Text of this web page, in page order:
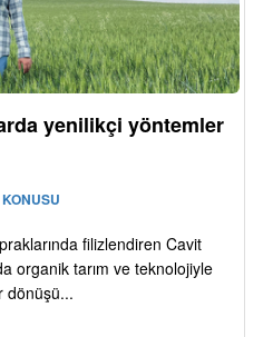
yenilikçi yöntemler
filizlendiren Cavit
organik tarım ve teknolojiyle
dönüşü...